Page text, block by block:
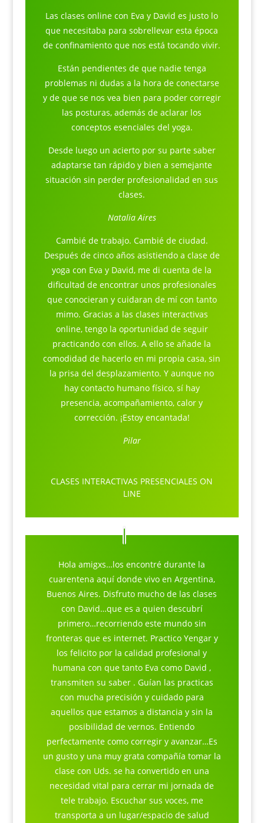
Las clases online con Eva y David es justo lo
que necesitaba para sobrellevar esta época
de confinamiento que nos está tocando vivir.
Están pendientes de que nadie tenga
problemas ni dudas a la hora de conectarse
y de que se nos vea bien para poder corregir
las posturas, además de aclarar los
conceptos esenciales del yoga.
Desde luego un acierto por su parte saber
adaptarse tan rápido y bien a semejante
situación sin perder profesionalidad en sus
clases.
Natalia Aires
Cambié de trabajo. Cambié de ciudad.
Después de cinco años asistiendo a clase de
yoga con Eva y David, me di cuenta de la
dificultad de encontrar unos profesionales
que conocieran y cuidaran de mí con tanto
mimo. Gracias a las clases interactivas
online, tengo la oportunidad de seguir
practicando con ellos. A ello se añade la
comodidad de hacerlo en mi propia casa, sin
la prisa del desplazamiento. Y aunque no
hay contacto humano físico, sí hay
presencia, acompañamiento, calor y
corrección. ¡Estoy encantada!
Pilar
CLASES INTERACTIVAS PRESENCIALES ON
LINE
Hola amigxs…los encontré durante la
cuarentena aquí donde vivo en Argentina,
Buenos Aires. Disfruto mucho de las clases
con David…que es a quien descubrí
primero…recorriendo este mundo sin
fronteras que es internet. Practico Yengar y
los felicito por la calidad profesional y
humana con que tanto Eva como David ,
transmiten su saber . Guían las practicas
con mucha precisión y cuidado para
aquellos que estamos a distancia y sin la
posibilidad de vernos. Entiendo
perfectamente como corregir y avanzar…Es
un gusto y una muy grata compañía tomar la
clase con Uds. se ha convertido en una
necesidad vital para cerrar mi jornada de
tele trabajo. Escuchar sus voces, me
transporta a un lugar/espacio de salud